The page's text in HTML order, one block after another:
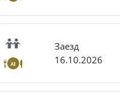
Заезд
16.10.2026